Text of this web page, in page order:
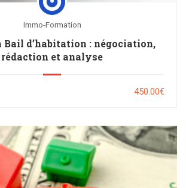
Immo-Formation
d’habitation : négociation,
rédaction et analyse
450.00€